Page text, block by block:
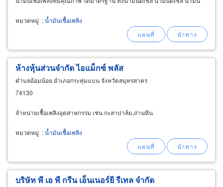
หมวดหมู่ :น้ำมันเชื้อเพลิง
ห้างหุ้นส่วนจำกัด ไอแม็กซ์ พลัส
ตำบลอ้อมน้อย อำเภอกระทุ่มแบน จังหวัดสมุทรสาคร
74130
จำหน่ายเชื้อเพลิงอุตสาหกรรม เช่น กะลาปาล์ม,ถ่านหิน
หมวดหมู่ :น้ำมันเชื้อเพลิง
บริษัท พี เอ พี กรีน เอ็นเนอร์ยี รีเทล จำกัด